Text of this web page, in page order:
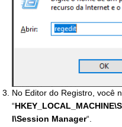
No Editor do Registro, você
“
l\Session Manager“.